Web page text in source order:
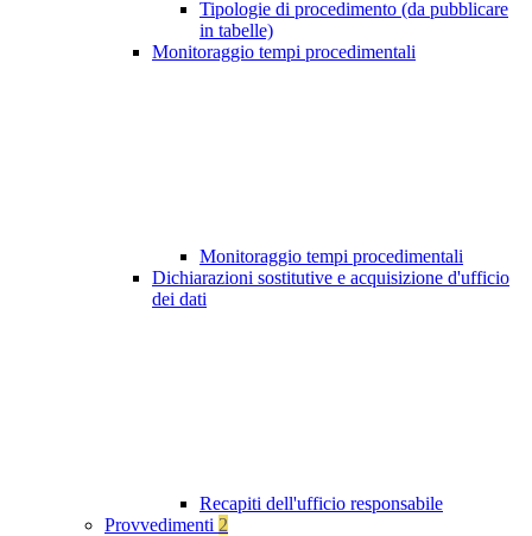
Tipologie di procedimento (da pubblicare
in tabelle)
Monitoraggio tempi procedimentali
Monitoraggio tempi procedimentali
Dichiarazioni sostitutive e acquisizione d'ufficio
dei dati
Recapiti dell'ufficio responsabile
Provvedimenti 2